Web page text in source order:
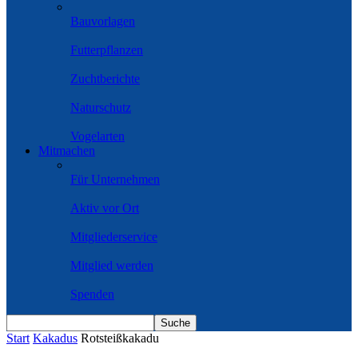
Bauvorlagen
Futterpflanzen
Zuchtberichte
Naturschutz
Vogelarten
Mitmachen
Für Unternehmen
Aktiv vor Ort
Mitgliederservice
Mitglied werden
Spenden
Start Kakadus Rotsteißkakadu